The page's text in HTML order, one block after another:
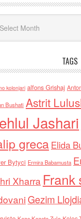
TAGS
kolonjari alfons Grishaj
Bushati Astrit
Jashari
grecaElida
Bytyci Ermira Babamusta
Xharra Frank
Gezim